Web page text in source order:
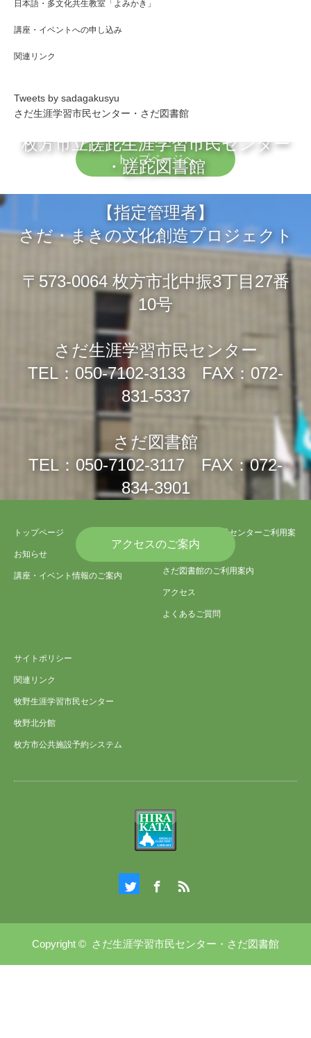
日本語・多文化共生教室「よみかき」
講座・イベントへの申し込み
関連リンク
Tweets by sadagakusyu
さだ生涯学習市民センター・さだ図書館
トップページへ
枚方市立蹉跎生涯学習市民センター
・蹉跎図書館
【指定管理者】
さだ・まきの文化創造プロジェクト
〒573-0064 枚方市北中振3丁目27番
10号
さだ生涯学習市民センター
TEL：050-7102-3133 FAX：072-
831-5337
さだ図書館
TEL：050-7102-3117 FAX：072-
834-3901
アクセスのご案内
トップページ
お知らせ
講座・イベント情報のご案内
さだ生涯学習市民センターご利用案
内
さだ図書館のご利用案内
アクセス
よくあるご質問
サイトポリシー
関連リンク
牧野生涯学習市民センター
牧野北分館
枚方市公共施設予約システム
Copyright © さだ生涯学習市民センター・さだ図書館